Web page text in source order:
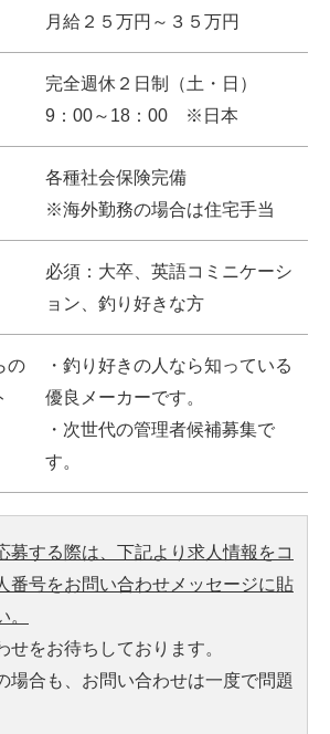
月給２５万円～３５万円
完全週休２日制（土・日）
9：00～18：00 ※日本
各種社会保険完備
※海外勤務の場合は住宅手当
必須：大卒、英語コミニケーシ
ョン、釣り好きな方
の
・釣り好きの人なら知っている
優良メーカーです。
・次世代の管理者候補募集で
す。
募する際は、下記より求人情報をコ
番号をお問い合わせメッセージに貼
。
せをお待ちしております。
場合も、お問い合わせは一度で問題